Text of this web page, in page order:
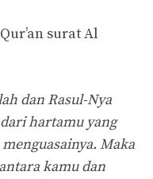
surat Al
dan Rasul-Nya
hartamu yang
Maka
kamu dan